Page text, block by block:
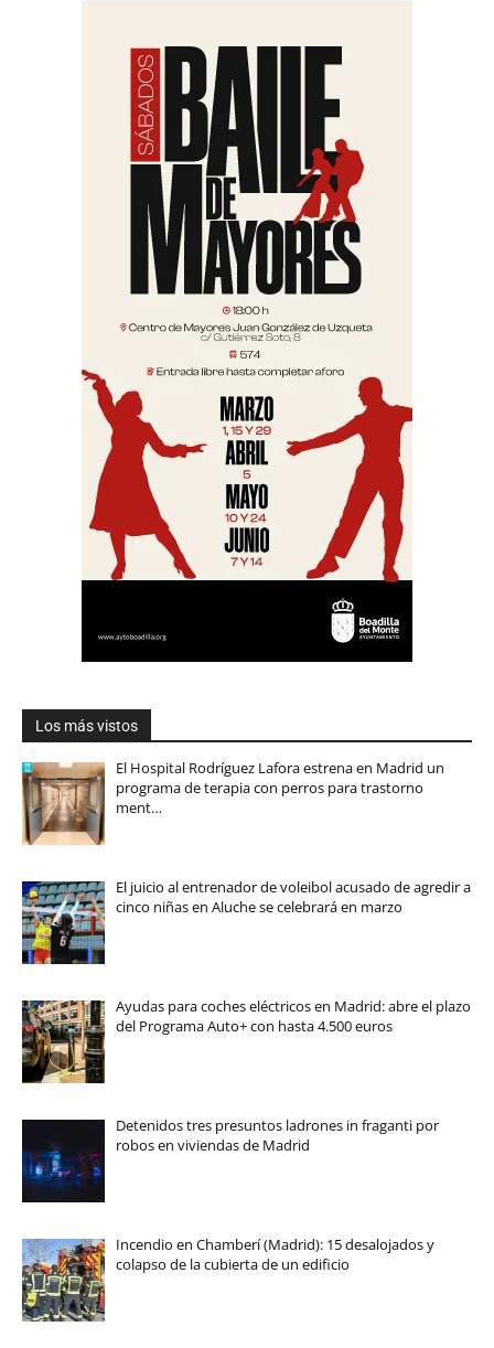
Los más vistos
El Hospital Rodríguez Lafora estrena en Madrid un
programa de terapia con perros para trastorno
ment…
El juicio al entrenador de voleibol acusado de agredir a
cinco niñas en Aluche se celebrará en marzo
Ayudas para coches eléctricos en Madrid: abre el plazo
del Programa Auto+ con hasta 4.500 euros
Detenidos tres presuntos ladrones in fraganti por
robos en viviendas de Madrid
Incendio en Chamberí (Madrid): 15 desalojados y
colapso de la cubierta de un edificio